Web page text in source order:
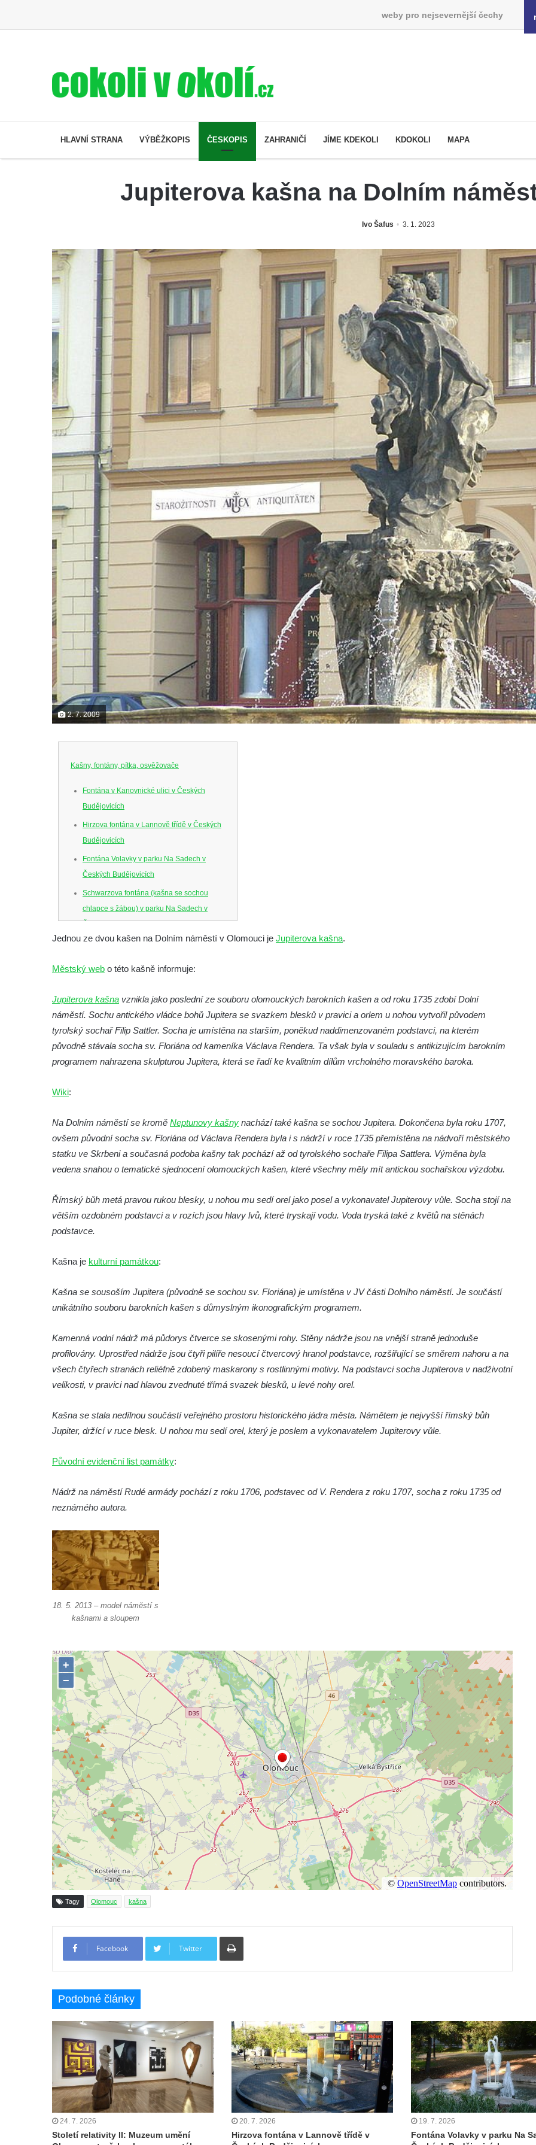
weby pro nejsevernější čechy
HLAVNÍ STRANA VÝBĚŽKOPIS ČESKOPIS ZAHRANIČÍ JÍME KDEKOLI KDOKOLI MAPA
Jupiterova kašna na Dolním
Ivo Šafus 3. 1. 2023
2. 7. 2009
Kašny, fontány, pítka, osvěžovače
Fontána v Kanovnické ulici v Českých
Budějovicích
Hirzova fontána v Lannově třídě v Českých
Budějovicích
Fontána Volavky v parku Na Sadech v
Českých Budějovicích
Schwarzova fontána (kašna se sochou
chlapce s žábou) v parku Na Sadech v
Českých Budějovicích
Kašna v parku Na Sadech u Pražské třídy v
Samsonova kašna na náměstí Přemysla
Kašna na náměstí J. V. Kamarýta ve
Velešíně
Kašna na nádvoří za vstupem v ZOO
Leipzig
Kamenici
Kašna na náměstí Míru v Bochově
Duchcově
Kašna s reliéfem v Knížecí zahradě v
Duchcově
Kašna u sochy svatého Jakuba della Marca
Fontána na náměstí E. Beneše v Milevsku
Kašna na Masarykově náměstí v Polici nad
Metují
Kašna v Sadech Československé armády v
Pamětní kašna přírodních léčivých zdrojů v
Fontána u Městského úřadu v Tanvaldu
Kašna na křižovatce v Cítolibech
Studna u kostela Narození Panny Marie v
Libochovanech
Kašna na náměstí Tomáše Garrigue
Masaryka v České Lípě
Kašna na Mírovém náměstí v Postoloprtech
Bývalá kašna u křižovatky v Mostecké ulici
Kamenná nádrž na vodu před kostelem
svatých Šimona a Judy v Lipové u Šluknova
Kašna na náměstí ve Chřibské
Kašna v bývalém parku ve Sládkově ulici u
Domova seniorů v České Kamenici
Fontána u podchodu na konci promenády u
hlavního nádraží v Ústí nad Labem
Fontána se slunečními hodinami na
Lidickém náměstí v Ústí nad Labem
Fontána v atriu magistrátu v Ústí nad
Labem
Kašna Gänsediebbrunnen v ulici Weiße
Gasse v Drážďanech
Mozartova fontána v Blüherově parku
Kašna před budovou sýpky v zámeckém
Kašna v parku v Horním Podluží
Fontána v parku na Mírovém náměstí v
Kašna Glaverbel v ulici Alejní u zámecké
zahrady v Teplicích
Kamenná nádrž na vodu na hřbitově v
Zabrušanech
Kašna v zámecké zahradě v Duchcově
Kamenná nádrž na vodu II. na hřbitově ve
Šluknově
Jednou ze dvou kašen na Dolním náměstí v Olomouci je Jupiterova kašna.
Městský web o této kašně informuje:
Jupiterova kašna vznikla jako poslední ze souboru olomouckých barokních kašen a od roku 1735 zdobí Dolní
náměstí. Sochu antického vládce bohů Jupitera se svazkem blesků v pravici a orlem u nohou vytvořil původem
tyrolský sochař Filip Sattler. Socha je umístěna na starším, poněkud naddimenzovaném podstavci, na kterém
původně stávala socha sv. Floriána od kameníka Václava Rendera. Ta však byla v souladu s antikizujícím barokním
programem nahrazena skulpturou Jupitera, která se řadí ke kvalitním dílům vrcholného moravského baroka.
Wiki:
Na Dolním náměstí se kromě Neptunovy kašny nachází také kašna se sochou Jupitera. Dokončena byla roku 1707,
ovšem původní socha sv. Floriána od Václava Rendera byla i s nádrží v roce 1735 přemístěna na nádvoří městského
statku ve Skrbeni a současná podoba kašny tak pochází až od tyrolského sochaře Filipa Sattlera. Výměna byla
vedena snahou o tematické sjednocení olomouckých kašen, které všechny měly mít antickou sochařskou výzdobu.
Římský bůh metá pravou rukou blesky, u nohou mu sedí orel jako posel a vykonavatel Jupiterovy vůle. Socha stojí na
větším ozdobném podstavci a v rozích jsou hlavy lvů, které tryskají vodu. Voda tryská také z květů na stěnách
podstavce.
Kašna je kulturní památkou:
Kašna se sousoším Jupitera (původně se sochou sv. Floriána) je umístěna v JV části Dolního náměstí. Je součástí
unikátního souboru barokních kašen s důmyslným ikonografickým programem.
Kamenná vodní nádrž má půdorys čtverce se skosenými rohy. Stěny nádrže jsou na vnější straně jednoduše
profilovány. Uprostřed nádrže jsou čtyři pilíře nesoucí čtvercový hranol podstavce, rozšiřující se směrem nahoru a na
všech čtyřech stranách reliéfně zdobený maskarony s rostlinnými motivy. Na podstavci socha Jupiterova v nadživotní
velikosti, v pravici nad hlavou zvednuté třímá svazek blesků, u levé nohy orel.
Kašna se stala nedílnou součástí veřejného prostoru historického jádra města. Námětem je nejvyšší římský bůh
Jupiter, držící v ruce blesk. U nohou mu sedí orel, který je poslem a vykonavatelem Jupiterovy vůle.
Původní evidenční list památky:
Nádrž na náměstí Rudé armády pochází z roku 1706, podstavec od V. Rendera z roku 1707, socha z roku 1735 od
neznámého autora.
18. 5. 2013 – model náměstí s
kašnami a sloupem
Tagy Olomouc kašna
Facebook Twitter
Tisknout
Podobné články
24. 7. 2026
Století relativity II: Muzeum umění
20. 7. 2026
Hirzova fontána v Lannově třídě v
19. 7. 2026
Fontána Volavky v parku Na